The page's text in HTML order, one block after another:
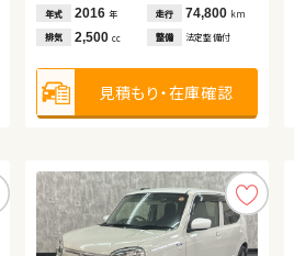
年式
2016 年 走行 74,800 km
排気
2,500 cc 整備 法定整備付
見積もり・在庫確認
諸費用：9.7 万円 （税込）
保証 あり 住所
岩手県
年式
2014年 走行 83,000km
排気
cc 整備 法定整備付
諸費用：9.3 万円 （税込）
保証 あり 住所
福島県
年式
2021年 走行 32,000km
排気
1,500cc 整備 法定整備付
年式
2017 年 走行 39,600 km
排気
1,000 cc 整備 なし
見積もり・在庫確認